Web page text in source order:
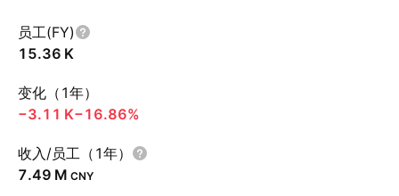
员工(FY)
‪15.36 K‬
变化（1年）
‪−3.11 K‬−16.86%
收入/员工（1年）
‪7.49 M‬ CNY